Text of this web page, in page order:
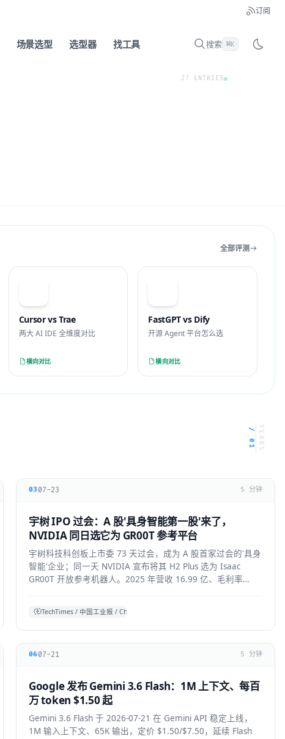
订阅
场景选型 选型器 找工具 搜索 ⌘K
27 ENTRIES
全部评测
Cursor vs Trae
两大 AI IDE 全维度对比
横向对比
FastGPT vs Dify
开源 Agent 平台怎么选
横向对比
YEARS
/ 01
03 07-23 5 分钟
宇树 IPO 过会：A 股'具身智能第一股'来了，
NVIDIA 同日选它为 GR00T 参考平台
宇树科技科创板上市委 73 天过会，成为 A 股首家过会的'具身
智能'企业；同一天 NVIDIA 宣布将其 H2 Plus 选为 Isaac
GR00T 开放参考机器人。2025 年营收 16.99 亿、毛利率
TechTimes / 中国工业报 / China Daily 综合
0607-21 5 分钟
Google 发布 Gemini 3.6 Flash：1M 上下文、每百
万 token $1.50 起
Gemini 3.6 Flash 于 2026-07-21 在 Gemini API 稳定上线，
1M 输入上下文、65K 输出，定价 $1.50/$7.50，延续 Flash